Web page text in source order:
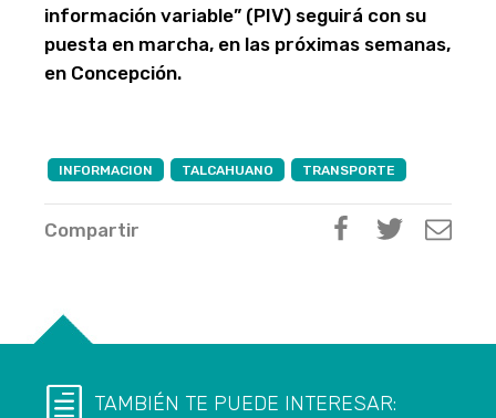
información variable” (PIV) seguirá con su
puesta en marcha, en las próximas semanas,
en Concepción.
INFORMACION TALCAHUANO TRANSPORTE
Compartir
TAMBIÉN TE PUEDE INTERESAR: